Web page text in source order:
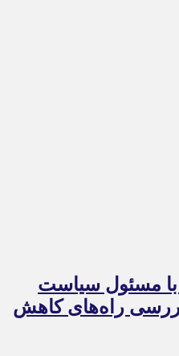
با مسئول سیاست
بررسی راه‌های کاهش